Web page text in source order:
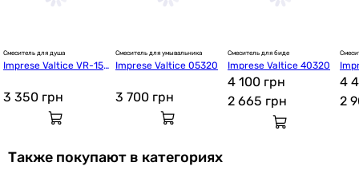
1 544грн Купить
Imprese 55450
Смеситель для душа
Imprese Valtice VR-153
3 350 грн
Смеситель для умывальника
Imprese Valtice 05320
3 700 грн
Смеситель для биде
Imprese Valtice 40320
4 100 грн
2 665 грн
4
2
Также покупают в категориях